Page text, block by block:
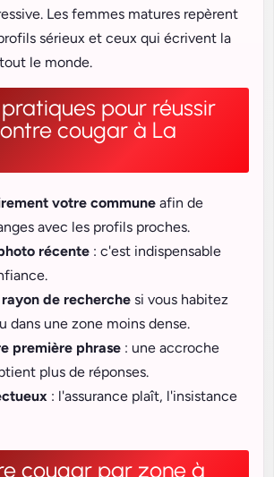
Les femmes matures repèrent
sérieux et ceux qui écrivent la
le monde.
pour réussir
cougar à La
votre commune afin de
avec les profils proches.
récente : c'est indispensable
rayon de recherche si vous habitez
dans une zone moins dense.
première phrase : une accroche
plus de réponses.
: l'assurance plaît, l'insistance
cougar par zone à